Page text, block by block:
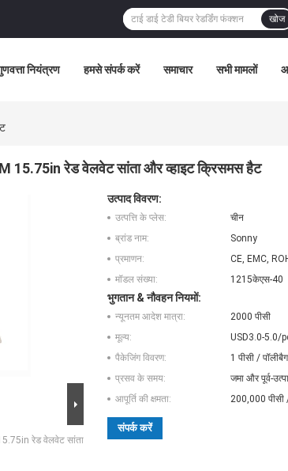
खोज
नियंत्रण हमसे संपर्क करें समाचार सभी मामलों
15.75in रेड वेलवेट सांता और व्हाइट क्रिसमस हैट
रेड वेलवेट सांता
उत्पाद विवरण:
उत्पत्ति के प्लेस:
चीन
ब्रांड नाम:
Sonny
प्रमाणन:
CE, EMC,
मॉडल संख्या:
1215केएस-40
भुगतान & नौवहन नियमों:
न्यूनतम आदेश मात्रा:
2000 पीसी
मूल्य:
USD3.0-5.0/
पैकेजिंग विवरण:
1 पीसी / पॉलीबैग
प्रसव के समय:
जमा और पूर्व-
आपूर्ति की क्षमता:
200,000 पीसी
संपर्क करें